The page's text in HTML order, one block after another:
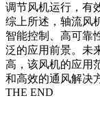
调节风机运行，有
综上所述，轴流风
智能控制、高可靠
泛的应用前景。未
高，该风机的应用
和高效的通风解决
THE END